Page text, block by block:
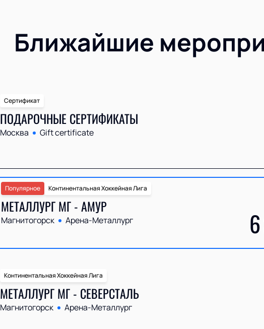
Ближайшие
Сертификат
ПОДАРОЧНЫЕ СЕРТИФИКАТЫ
Москва Gift certificate
Континентальная Хоккейная Лига
Популярное
МЕТАЛЛУРГ МГ - АМУР
Магнитогорск Арена-Металлург 6
Континентальная Хоккейная Лига
МЕТАЛЛУРГ МГ - СЕВЕРСТАЛЬ
Магнитогорск Арена-Металлург